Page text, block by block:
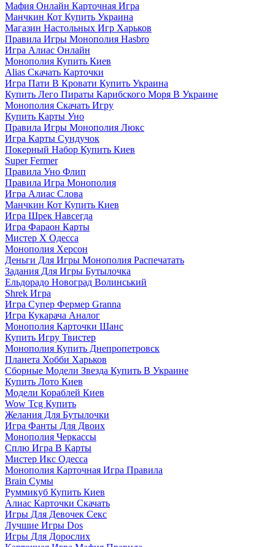
Мафия Онлайн Карточная Игра
Манчкин Кот Купить Украина
Магазин Настольных Игр Харьков
Правила Игры Монополия Hasbro
Игра Алиас Онлайн
Монополия Купить Киев
Alias Скачать Карточки
Игра Пати В Кровати Купить Украина
Купить Лего Пираты Карибского Моря В Украине
Монополия Скачать Игру
Купить Карты Уно
Правила Игры Монополия Люкс
Игра Карты Сундучок
Покерный Набор Купить Киев
Super Fermer
Правила Уно Флип
Правила Игра Монополия
Игра Алиас Слова
Манчкин Кот Купить Киев
Игра Шрек Навсегда
Игра Фараон Карты
Мистер Х Одесса
Монополия Херсон
Деньги Для Игры Монополия Распечатать
Задания Для Игры Бутылочка
Ельдорадо Новоград Волинський
Shrek Игра
Игра Супер Фермер Granna
Игра Кукарача Аналог
Монополия Карточки Шанс
Купить Игру Твистер
Монополия Купить Днепропетровск
Планета Хобби Харьков
Сборные Модели Звезда Купить В Украине
Купить Лото Киев
Модели Кораблей Киев
Wow Tcg Купить
Желания Для Бутылочки
Игра Фанты Для Двоих
Монополия Черкассы
Сплю Игра В Карты
Мистер Икс Одесса
Монополия Карточная Игра Правила
Brain Сумы
Руммикуб Купить Киев
Алиас Карточки Скачать
Игры Для Девочек Секс
Лучшие Игры Dos
Игры Для Дорослих